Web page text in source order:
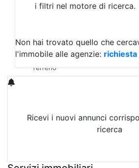
Magazzini
Qualsiasi
Terreno edificabile
Terreno
i filtri nel motore di ricerca.
Non hai trovato quello che
l'immobile alle agenzie: richiesta
Ricevi i nuovi annunci
ricerca